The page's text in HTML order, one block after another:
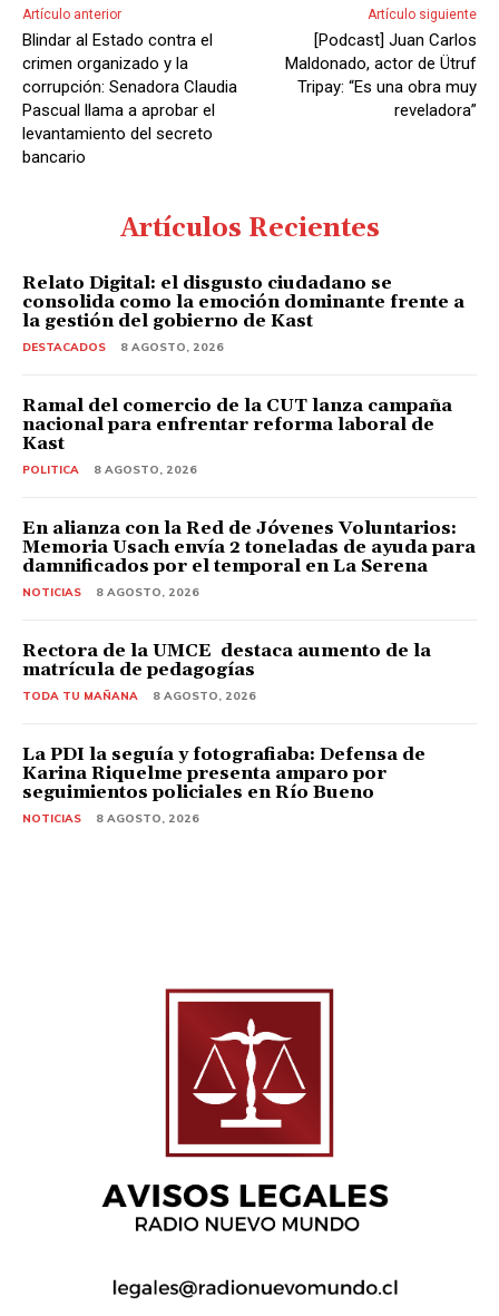
Artículo anterior
Blindar al Estado contra el
crimen organizado y la
corrupción: Senadora Claudia
Pascual llama a aprobar el
levantamiento del secreto
bancario
Artículo siguiente
[Podcast] Juan Carlos
Maldonado, actor de Ütruf
Tripay: “Es una obra muy
reveladora”
Artículos Recientes
Relato Digital: el disgusto ciudadano se
consolida como la emoción dominante frente a
la gestión del gobierno de Kast
DESTACADOS 8 AGOSTO, 2026
Ramal del comercio de la CUT lanza campaña
nacional para enfrentar reforma laboral de
Kast
POLITICA 8 AGOSTO, 2026
En alianza con la Red de Jóvenes Voluntarios:
Memoria Usach envía 2 toneladas de ayuda para
damnificados por el temporal en La Serena
NOTICIAS 8 AGOSTO, 2026
Rectora de la UMCE destaca aumento de la
matrícula de pedagogías
TODA TU MAÑANA 8 AGOSTO, 2026
La PDI la seguía y fotografiaba: Defensa de
Karina Riquelme presenta amparo por
seguimientos policiales en Río Bueno
NOTICIAS 8 AGOSTO, 2026